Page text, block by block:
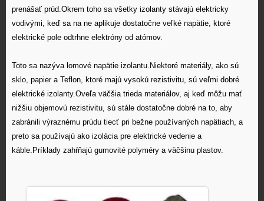
prenášať prúd.Okrem toho sa všetky izolanty stávajú elektricky
vodivými, keď sa na ne aplikuje dostatočne veľké napätie, ktoré
elektrické pole odtrhne elektróny od atómov.
Toto sa nazýva lomové napätie izolantu.Niektoré materiály, ako sú
sklo, papiera Teflon, ktoré majú vysokú rezistivitu, sú veľmi dobré
elektrické izolanty.Oveľa väčšia trieda materiálov, aj keď môžu mať
nižšiu objemovú rezistivitu, sú stále dostatočne dobré na to, aby
zabránili výraznému prúdu tiecť pri bežne používaných napätiach, a
preto sa používajú ako izolácia pre elektrické vedenie a
káble.Príklady zahŕňajú gumovité polyméry a väčšinu plastov.